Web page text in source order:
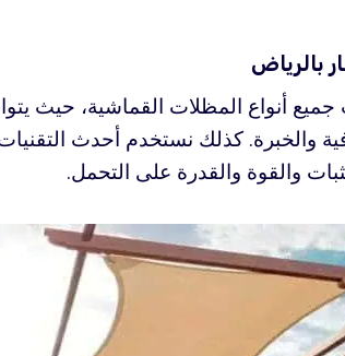
بالرياض
أنواع المظلات القماشية، حيث
والخبرة. كذلك نستخدم أحدث
والقوة والقدرة على التحمل.